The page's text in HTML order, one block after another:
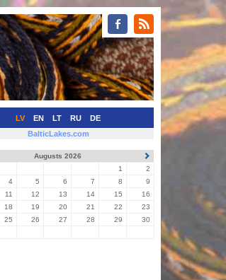
LV EN LT RU DE
BalticLakes.com
Augusts 2026
1
2
4 5 6 7 8
9
11 12 13 14 15
16
18 19 20 21 22
23
25 26 27 28 29
30